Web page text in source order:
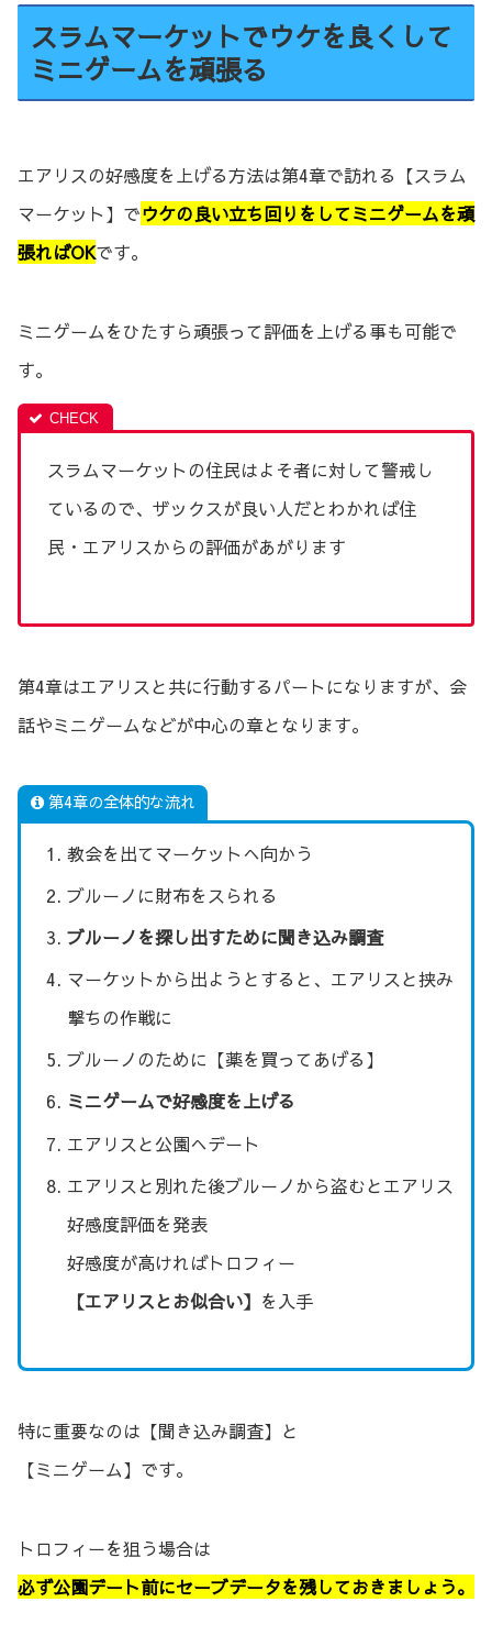
スラムマーケットでウケを良くして
ミニゲームを頑張る
エアリスの好感度を上げる方法は第4章で訪れる【スラム
マーケット】でウケの良い立ち回りをしてミニゲームを頑
張ればOKです。
ミニゲームをひたすら頑張って評価を上げる事も可能で
す。
スラムマーケットの住民はよそ者に対して警戒し
ているので、ザックスが良い人だとわかれば住
民・エアリスからの評価があがります
第4章はエアリスと共に行動するパートになりますが、会
話やミニゲームなどが中心の章となります。
第4章の全体的な流れ
教会を出てマーケットへ向かう
ブルーノに財布をスられる
ブルーノを探し出すために聞き込み調査
マーケットから出ようとすると、エアリスと挟み
撃ちの作戦に
ブルーノのために【薬を買ってあげる】
ミニゲームで好感度を上げる
エアリスと公園へデート
エアリスと別れた後ブルーノから盗むとエアリス
好感度評価を発表
好感度が高ければトロフィー
【エアリスとお似合い】 を入手
特に重要なのは【聞き込み調査】と
【ミニゲーム】です。
トロフィーを狙う場合は
必ず公園デート前にセーブデータを残しておきましょう。